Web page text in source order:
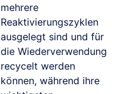
mehrere
Reaktivierungszyklen
ausgelegt sind und für
die Wiederverwendung
recycelt werden
können, während ihre